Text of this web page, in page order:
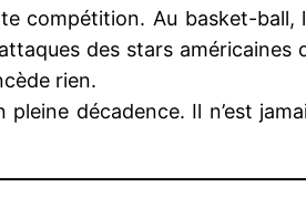
compétition. Au basket-ball,
des stars américaines
rien.
décadence. Il n’est